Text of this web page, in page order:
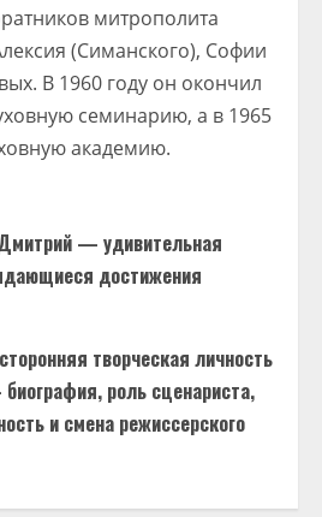
митрополита
(Симанского), Софии
В 1960 году он окончил
семинарию, а в 1965
академию.
— удивительная
достижения
творческая личность
роль сценариста,
и смена режиссерского